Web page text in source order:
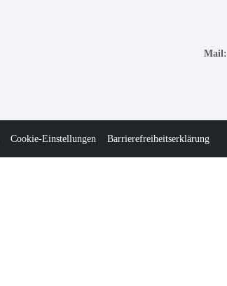
Mail:
Cookie-Einstellungen Barrierefreiheitserklärung